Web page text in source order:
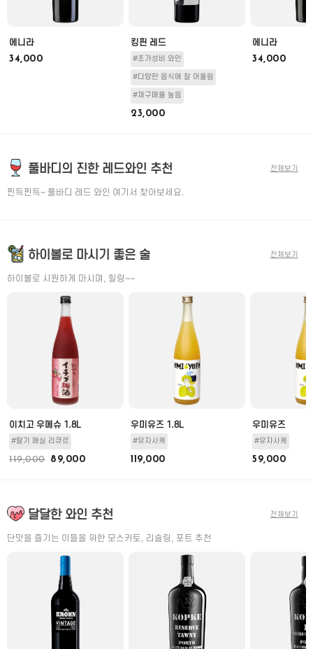
에니라
34,000
킹핀 레드
#초가성비 와인
#다양한 음식에 잘 어울림
#재구매율 높음
23,000
에니라
34,000
전체보기
풀바디의 진한 레드와인 추천
찐득찐득~ 풀바디 레드 와인 여기서 찾아보세요.
전체보기
하이볼로 마시기 좋은 술
하이볼로 시원하게 마시며, 힐링~~
이치고 우메슈 1.8L
#딸기 매실 리큐르
119,000 89,000
우미유즈 1.8L
#유자사케
119,000
우미유즈
#유자사케
59,000
전체보기
달달한 와인 추천
단맛을 즐기는 이들을 위한 모스카토, 리슬링, 포트 추천